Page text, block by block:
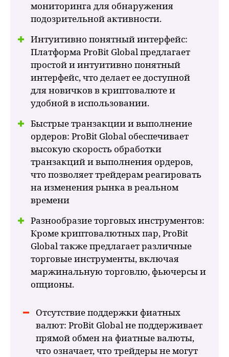
мониторинга для обнаружения
подозрительной активности.
Интуитивно понятный интерфейс:
Платформа ProBit Global предлагает
простой и интуитивно понятный
интерфейс, что делает ее доступной
для новичков в криптовалюте и
удобной в использовании.
Быстрые транзакции и выполнение
ордеров: ProBit Global обеспечивает
высокую скорость обработки
транзакций и выполнения ордеров,
что позволяет трейдерам реагировать
на изменения рынка в реальном
времени
Разнообразие торговых инструментов:
Кроме криптовалютных пар, ProBit
Global также предлагает различные
торговые инструменты, включая
маржинальную торговлю, фьючерсы и
опционы.
Отсутствие поддержки фиатных
валют: ProBit Global не поддерживает
прямой обмен на фиатные валюты,
что означает, что трейдеры не могут